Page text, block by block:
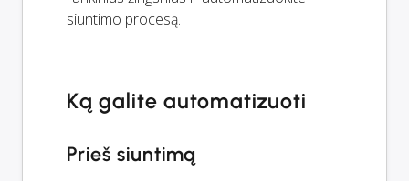
siuntimo procesą.
Ką galite automatizuoti
Prieš siuntimą